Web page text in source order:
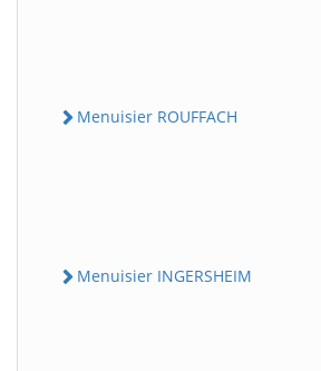
Menuisier ROUFFACH
Menuisier INGERSHEIM